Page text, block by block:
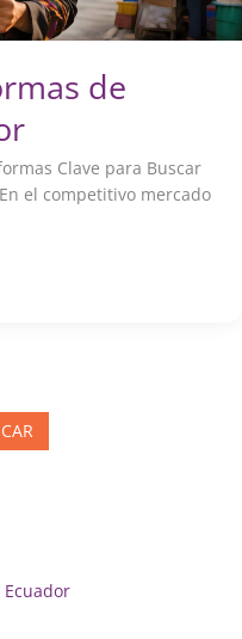
de
Clave para Buscar
el competitivo mercado